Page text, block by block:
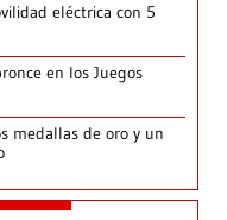
eléctrica con 5
en los Juegos
medallas de oro y un